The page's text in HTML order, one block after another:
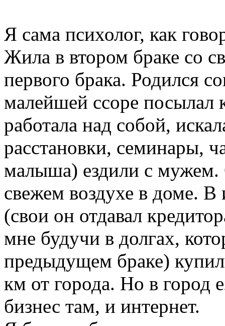
Я сама психолог, как
Жила в втором браке со
первого брака. Родился
малейшей ссоре посылал
работала над собой,
расстановки, семинары,
малыша) ездили с мужем.
свежем воздухе в доме. В
(свои он отдавал
мне будучи в долгах,
предыдущем браке)
км от города. Но в город
бизнес там, и интернет.